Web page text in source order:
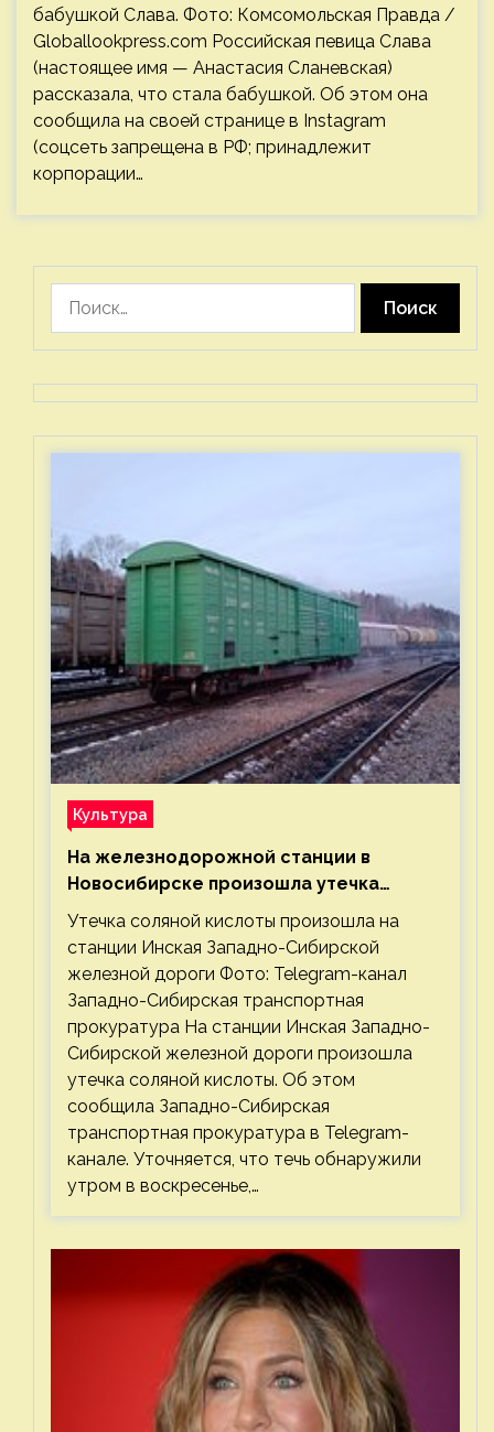
бабушкой Слава. Фото: Комсомольская Правда /
Globallookpress.com Российская певица Слава
(настоящее имя — Анастасия Сланевская)
рассказала, что стала бабушкой. Об этом она
сообщила на своей странице в Instagram
(соцсеть запрещена в РФ; принадлежит
корпорации…
Культура
На железнодорожной станции в
Новосибирске произошла утечка
соляной кислоты
Утечка соляной кислоты произошла на
станции Инская Западно-Сибирской
железной дороги Фото: Telegram-канал
Западно-Сибирская транспортная
прокуратура На станции Инская Западно-
Сибирской железной дороги произошла
утечка соляной кислоты. Об этом
сообщила Западно-Сибирская
транспортная прокуратура в Telegram-
канале. Уточняется, что течь обнаружили
утром в воскресенье,…